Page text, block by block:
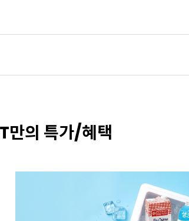
의 특가/혜택